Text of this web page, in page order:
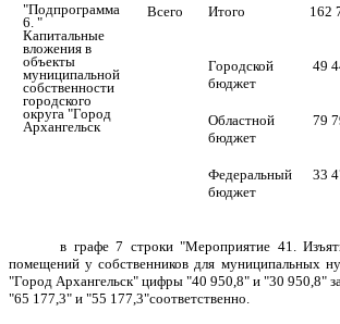
"Подпрограмма
6. "
Капитальные
вложения в
объекты
муниципальной
собственности
городского
округа "Город
Архангельск
Всего Итого 162
Городской
бюджет
49
Областной
бюджет
79
Федеральный
бюджет
33
в графе 7 строки "Мероприятие 41.
помещений у собственников для муниципальных
"Город Архангельск" цифры "40 950,8" и "30 950,8"
"65 177,3" и "55 177,3"соответственно.